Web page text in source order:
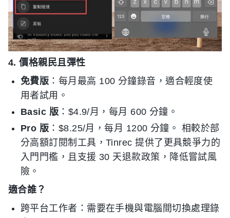
4. 價格親民且彈性
免費版 ：每月最高 100 分鐘錄音，適合輕度使
用者試用。
Basic 版 ：$4.9/月，每月 600 分鐘。
Pro 版 ：$8.25/月，每月 1200 分鐘。 相較於部
分高額訂閱制工具，Tinrec 提供了更具競爭力的
入門門檻，且支援 30 天退款政策，降低嘗試風
險。
適合誰？
跨平台工作者：需要在手機與電腦間切換處理錄